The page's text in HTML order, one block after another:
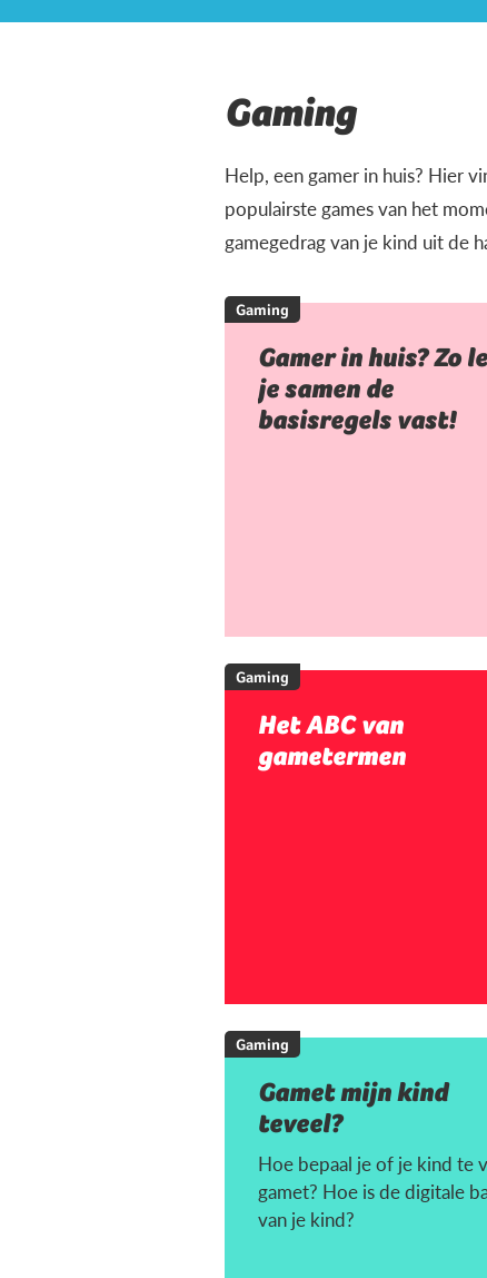
Gaming
Help, een gamer in huis? Hier
populairste games van het
gamegedrag van je kind uit de
Gaming
Gamer in huis? Zo
je samen de
basisregels vast!
Gaming
Het ABC van
gametermen
Gaming
Gamet mijn kind
teveel?
Hoe bepaal je of je kind te
gamet? Hoe is de digitale
van je kind?